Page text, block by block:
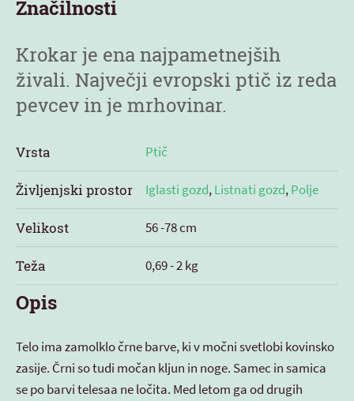
Značilnosti
Krokar je ena najpametnejših
živali. Največji evropski ptič iz reda
pevcev in je mrhovinar.
Vrsta Ptič
Življenjski prostor Iglasti gozd,Listnati gozd,Polje
Velikost 56 -78 cm
Teža 0,69 - 2 kg
Opis
Telo ima zamolklo črne barve, ki v močni svetlobi kovinsko
zasije. Črni so tudi močan kljun in noge. Samec in samica
se po barvi telesaa ne ločita. Med letom ga od drugih